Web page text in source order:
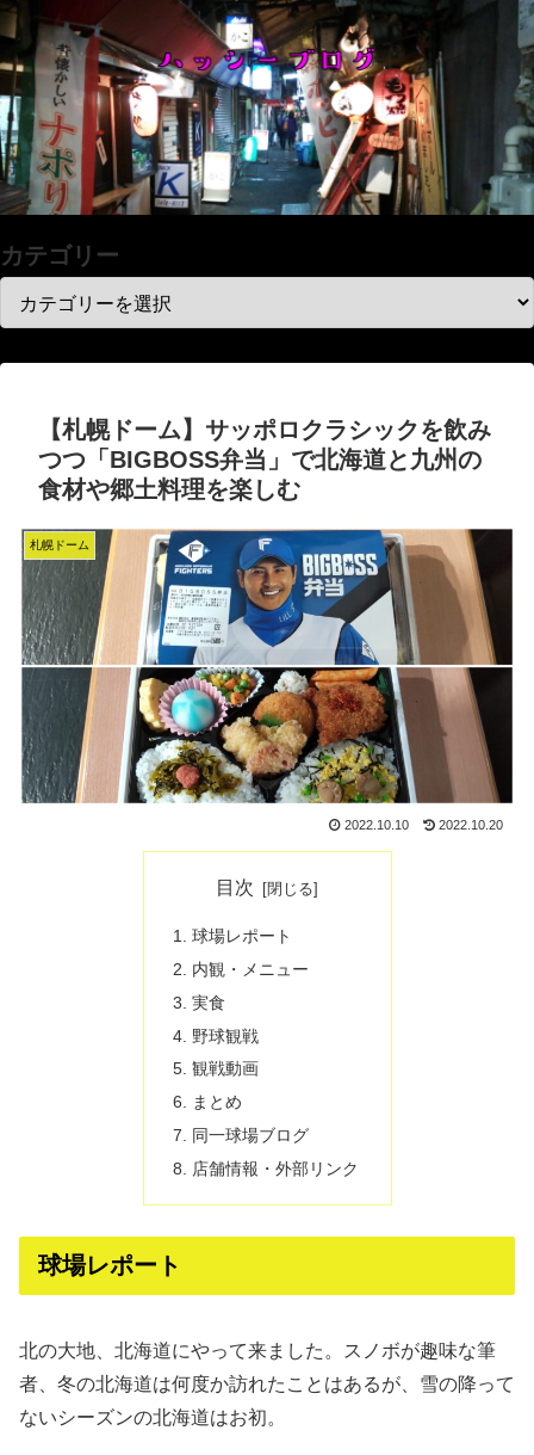
カテゴリー
【札幌ドーム】サッポロクラシックを飲み
つつ「BIGBOSS弁当」で北海道と九州の
食材や郷土料理を楽しむ
札幌ドーム
2022.10.10 2022.10.20
目次
球場レポート
内観・メニュー
実食
野球観戦
観戦動画
まとめ
同一球場ブログ
店舗情報・外部リンク
球場レポート
北の大地、北海道にやって来ました。スノボが趣味な筆
者、冬の北海道は何度か訪れたことはあるが、雪の降って
ないシーズンの北海道はお初。